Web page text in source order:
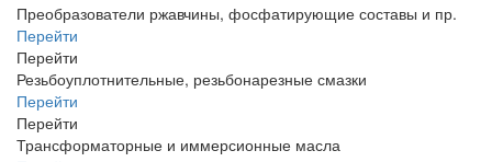
Преобразователи ржавчины, фосфатирующие составы и пр.
Перейти
Перейти
Резьбоуплотнительные, резьбонарезные смазки
Перейти
Перейти
Трансформаторные и иммерсионные масла